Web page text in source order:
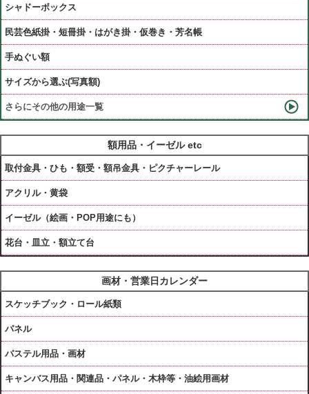
シャドーボックス
民芸色紙掛・短冊掛・はがき掛・仮巻き・芳名帳
手ぬぐい額
サイズから選ぶ(写真額)
さらにその他の用途一覧
額用品・イーゼル etc
取付金具・ひも・額受・額吊金具・ピクチャーレール
アクリル・黄袋
イーゼル（絵画・POP用途にも）
花台・皿立・額立て台
画材・営業日カレンダー
スケッチブック・ロール紙類
パネル
パステル用品・画材
キャンバス用品・関連品・パネル・木枠等・油絵用画材